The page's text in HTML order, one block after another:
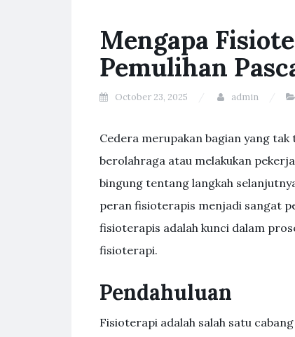
Mengapa
Pemulihan
October 23, 2025 admin
Cedera merupakan bagian yang
berolahraga atau melakukan
bingung tentang langkah
peran fisioterapis menjadi sangat
fisioterapis adalah kunci dalam
fisioterapi.
Pendahuluan
Fisioterapi adalah salah satu